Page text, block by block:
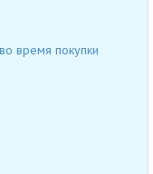
время покупки